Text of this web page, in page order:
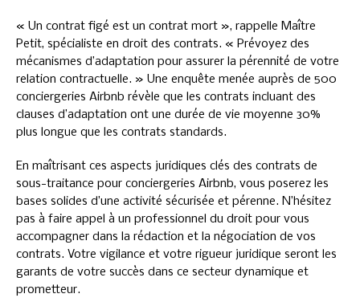
« Un contrat figé est un contrat mort », rappelle Maître
Petit, spécialiste en droit des contrats. « Prévoyez des
mécanismes d’adaptation pour assurer la pérennité de votre
relation contractuelle. » Une enquête menée auprès de 500
conciergeries Airbnb révèle que les contrats incluant des
clauses d’adaptation ont une durée de vie moyenne 30%
plus longue que les contrats standards.
En maîtrisant ces aspects juridiques clés des contrats de
sous-traitance pour conciergeries Airbnb, vous poserez les
bases solides d’une activité sécurisée et pérenne. N’hésitez
pas à faire appel à un professionnel du droit pour vous
accompagner dans la rédaction et la négociation de vos
contrats. Votre vigilance et votre rigueur juridique seront les
garants de votre succès dans ce secteur dynamique et
prometteur.